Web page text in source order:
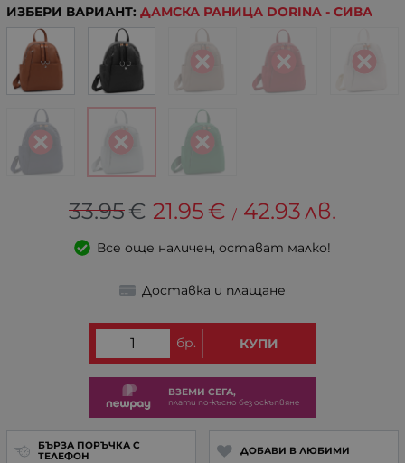
ИЗБЕРИ ВАРИАНТ: ДАМСКА РАНИЦА DORINA - СИВА
33.95€ 21.95€ / 42.93лв.
Все още наличен, остават малко!
Доставка и плащане
бр. КУПИ
ВЗЕМИ СЕГА,
плати по-късно без оскъпвяне
БЪРЗА ПОРЪЧКА С
ТЕЛЕФОН
ДОБАВИ В ЛЮБИМИ